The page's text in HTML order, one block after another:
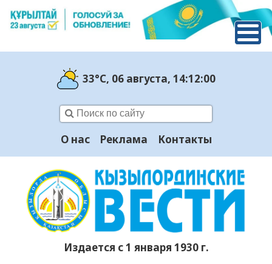
33°C, 06 августа, 14:12:01
О нас Реклама Контакты
Издается с 1 января 1930 г.